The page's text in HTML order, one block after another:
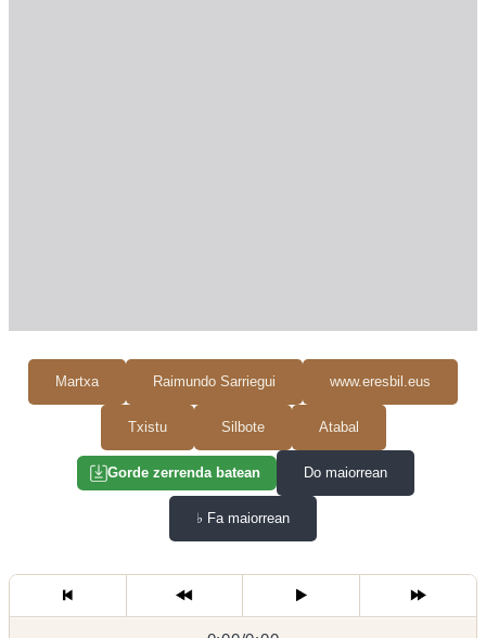
Martxa Raimundo Sarriegui www.eresbil.eus
Txistu Silbote Atabal
Gorde zerrenda batean Do maiorrean
♭ Fa maiorrean